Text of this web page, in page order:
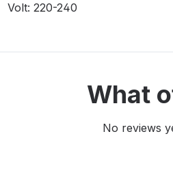
Volt: 220-240
What
No reviews